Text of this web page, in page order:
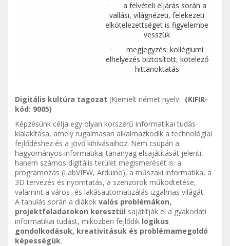
· a felvételi eljárás során a
vallási, világnézeti, felekezeti
elkötelezettséget is figyelembe
vesszük
· megjegyzés: kollégiumi
elhelyezés biztosított, kötelező
hittanoktatás
Digitális kultúra tagozat (Kiemelt német nyelv: (KIFIR-
kód: 9005)
Képzésünk célja egy olyan korszerű informatikai tudás
kialakítása, amely rugalmasan alkalmazkodik a technológiai
fejlődéshez és a jövő kihívásaihoz. Nem csupán a
hagyományos informatikai tananyag elsajátítását jelenti,
hanem számos digitális terület megismerését is: a
programozás (LabVIEW, Arduino), a műszaki informatika, a
3D tervezés és nyomtatás, a szenzorok működtetése,
valamint a város- és lakásautomatizálás izgalmas világát.
A tanulás során a diákok valós problémákon,
projektfeladatokon keresztül sajátítják el a gyakorlati
informatikai tudást, miközben fejlődik logikus
gondolkodásuk, kreativitásuk és problémamegoldó
képességük.